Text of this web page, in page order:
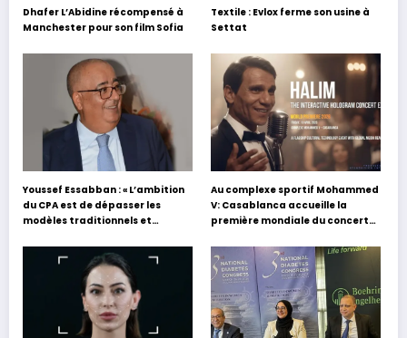
Dhafer L’Abidine récompensé à
Manchester pour son film Sofia
Textile : Evlox ferme son usine à
Settat
Youssef Essabban : « L’ambition
du CPA est de dépasser les
modèles traditionnels et
s’appuyant sur le partage des
expériences »
Au complexe sportif Mohammed
V: Casablanca accueille la
première mondiale du concert
Hafez